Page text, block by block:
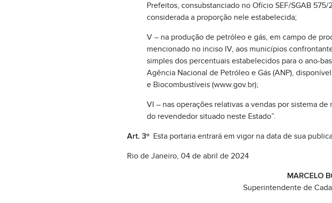
Prefeitos, consubstanciado no Ofício SEF/SGAB
considerada a proporção nele estabelecida;
V – na produção de petróleo e gás, em campo de
mencionado no inciso IV, aos municípios
simples dos percentuais estabelecidos para o ano-
Agência Nacional de Petróleo e Gás (ANP),
e Biocombustíveis (www.gov.br);
VI – nas operações relativas a vendas por sistema
do revendedor situado neste Estado”.
Art. 3ºEsta portaria entrará em vigor na data de sua
Rio de Janeiro, 04 de abril de 2024
MARCELO
Superintendente de